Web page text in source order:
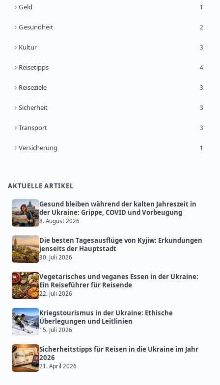
Geld 1
Gesundheit 2
Kultur 3
Reisetipps 4
Reiseziele 3
Sicherheit 3
Transport 3
Versicherung 1
AKTUELLE ARTIKEL
Gesund bleiben während der kalten Jahreszeit in
der Ukraine: Grippe, COVID und Vorbeugung
8. August 2026
Die besten Tagesausflüge von Kyjiw: Erkundungen
jenseits der Hauptstadt
30. Juli 2026
Vegetarisches und veganes Essen in der Ukraine:
Ein Reiseführer für Reisende
22. Juli 2026
Kriegstourismus in der Ukraine: Ethische
Überlegungen und Leitlinien
15. Juli 2026
Sicherheitstipps für Reisen in die Ukraine im Jahr
2026
21. April 2026